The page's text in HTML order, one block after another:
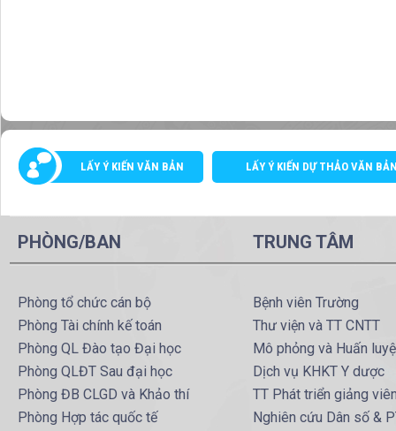
LẤY Ý KIẾN VĂN BẢN LẤY Ý KIẾN DỰ THẢO VĂN
PHÒNG/BAN
Phòng tổ chức cán bộ
Phòng Tài chính kế toán
Phòng QL Đào tạo Đại học
Phòng QLĐT Sau đại học
Phòng ĐB CLGD và Khảo thí
Phòng Hợp tác quốc tế
TRUNG TÂM
Bệnh viên Trường
Thư viện và TT CNTT
Mô phỏng và Huấn
Dịch vụ KHKT Y dược
TT Phát triển giảng
Nghiên cứu Dân số &